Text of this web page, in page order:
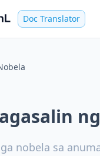
Doc Translator
nobela sa